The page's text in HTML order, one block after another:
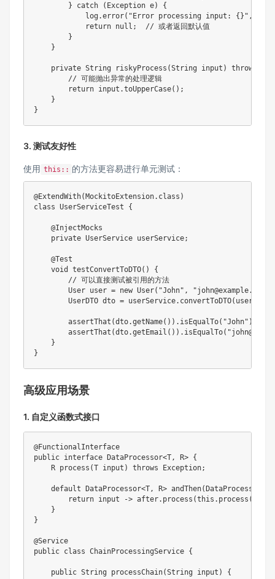
}
catch ( Exception e)
{
            log
.error( "Error processing input: {}" ,
return null ;
// 或者返回默认值
}
}
private String riskyProcess (String input ) throws
// 可能抛出异常的处理逻辑
return input .toUpperCase( ) ;
}
}
3. 测试友好性
使用 this:: 的方法更容易进行单元测试：
@ExtendWith( MockitoExtension. class )
class UserServiceTest {
@InjectMocks
private UserService userService;
@Test
void
testConvertToDTO( )
{
// 可以直接测试被引用的方法
User user = new User( "John" , "john@example.com"
UserDTO dto = userService. convertToDTO( user
assertThat (dto.getName( ) ) . isEqualTo( "John" )
assertThat (dto.getEmail ( ) ) . isEqualTo(
}
}
高级应用场景
1. 自定义函数式接口
@FunctionalInterface
public interface DataProcessor<T, R> {
R process (T input ) throws Exception;
default DataProcessor<T, R> andThen( DataProcessor
return input -> after. process (this . process (
}
}
@Service
public class ChainProcessingService {
public String processChain(String input )
{